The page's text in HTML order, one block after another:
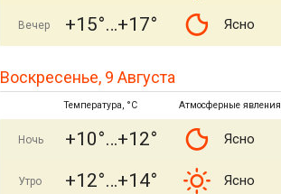
Вечер +15° +17° Ясно
Воскресенье, 9 Августа
Температура, °C Атмосферные явления
Ночь +10° +12° Ясно
Утро +12° +14° Ясно